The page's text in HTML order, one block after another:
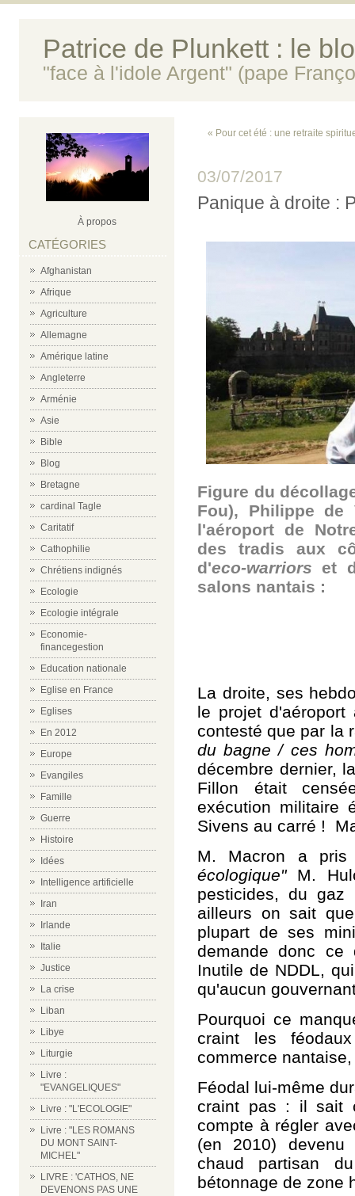
Patrice de Plunkett : le
"face à l'idole Argent" (pape
À propos
CATÉGORIES
Afghanistan
Afrique
Agriculture
Allemagne
Amérique latine
Angleterre
Arménie
Asie
Bible
Blog
Bretagne
cardinal Tagle
Caritatif
Cathophilie
Chrétiens indignés
Ecologie
Ecologie intégrale
Economie-
financegestion
Education nationale
Eglise en France
Eglises
En 2012
Europe
Evangiles
Famille
Guerre
Histoire
Idées
Intelligence artificielle
Iran
Irlande
Italie
Justice
La crise
Liban
Libye
Liturgie
Livre :
"EVANGELIQUES"
Livre : "L'ECOLOGIE"
Livre : "LES ROMANS
DU MONT SAINT-
MICHEL"
LIVRE : 'CATHOS, NE
DEVENONS PAS UNE
« Pour cet été : une retraite
03/07/2017
Panique à droite :
Figure du
Fou), Philippe
l'aéroport de
des tradis aux
d'eco-warriors et
salons nantais :
La droite, ses
le projet d'aéroport
contesté que par la
du bagne / ces
décembre dernier,
Fillon était
exécution militaire
Sivens au carré !
M. Macron a
écologique"M.
pesticides, du
ailleurs on sait
plupart de ses
demande donc ce
Inutile de NDDL,
qu'aucun
Pourquoi ce
craint les
commerce
Féodal lui-même
craint pas : il sait
compte à régler
(en 2010)
chaud partisan
bétonnage de zone